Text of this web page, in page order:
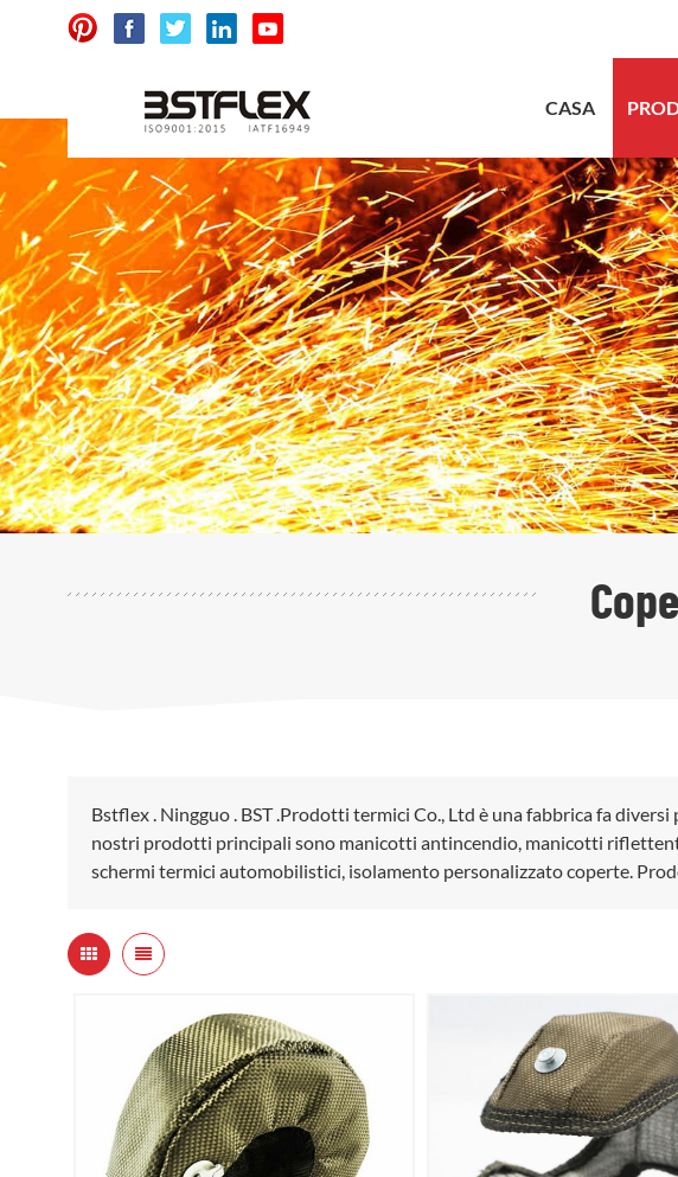
CASA
Bstflex . Ningguo . BST .Prodotti termici Co., Ltd è una fabbrica fa
nostri prodotti principali sono manicotti antincendio, manicotti
schermi termici automobilistici, isolamento personalizzato coperte.